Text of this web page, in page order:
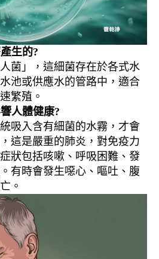
生的?
菌」，這細菌存在於各式水
池或供應水的管路中，適合
繁殖。
人體健康?
吸入含有細菌的水霧，才會
這是嚴重的肺炎，對免疫力
狀包括咳嗽、呼吸困難、發
有時會發生噁心、嘔吐、腹
。